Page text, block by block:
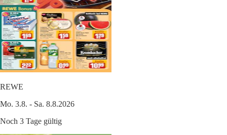
REWE
Mo. 3.8. - Sa. 8.8.2026
Noch 3 Tage gültig